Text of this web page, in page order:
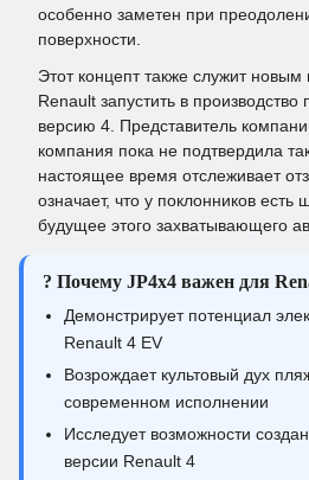
особенно заметен при
поверхности.
Этот концепт также служит
Renault запустить в
версию 4. Представитель
компания пока не подтвердила
настоящее время отслеживает
означает, что у поклонников есть
будущее этого захватывающего
? Почему JP4x4 важен для
Демонстрирует потенциал
Renault 4 EV
Возрождает культовый дух
современном исполнении
Исследует возможности
версии Renault 4